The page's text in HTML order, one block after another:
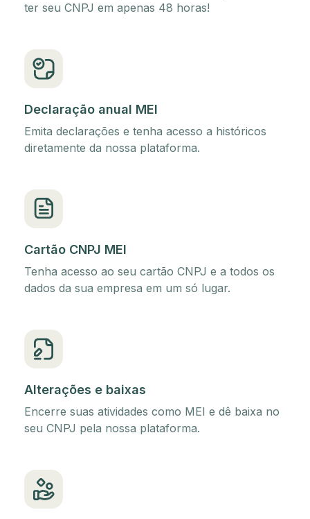
ter seu CNPJ em apenas 48 horas!
Declaração anual MEI
Emita declarações e tenha acesso a históricos
diretamente da nossa plataforma.
Cartão CNPJ MEI
Tenha acesso ao seu cartão CNPJ e a todos os
dados da sua empresa em um só lugar.
Alterações e baixas
Encerre suas atividades como MEI e dê baixa no
seu CNPJ pela nossa plataforma.